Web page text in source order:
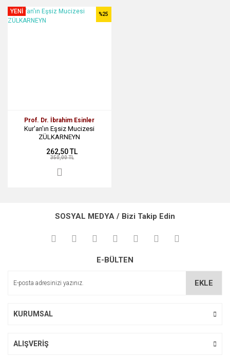
YENİ
Prof. Dr. İbrahim Esinler
Kur'an'ın Eşsiz Mucizesi
ZÜLKARNEYN
%25
262,50 TL
350,00 TL
SOSYAL MEDYA / Bizi Takip Edin
E-BÜLTEN
EKLE
KURUMSAL
ALIŞVERİŞ